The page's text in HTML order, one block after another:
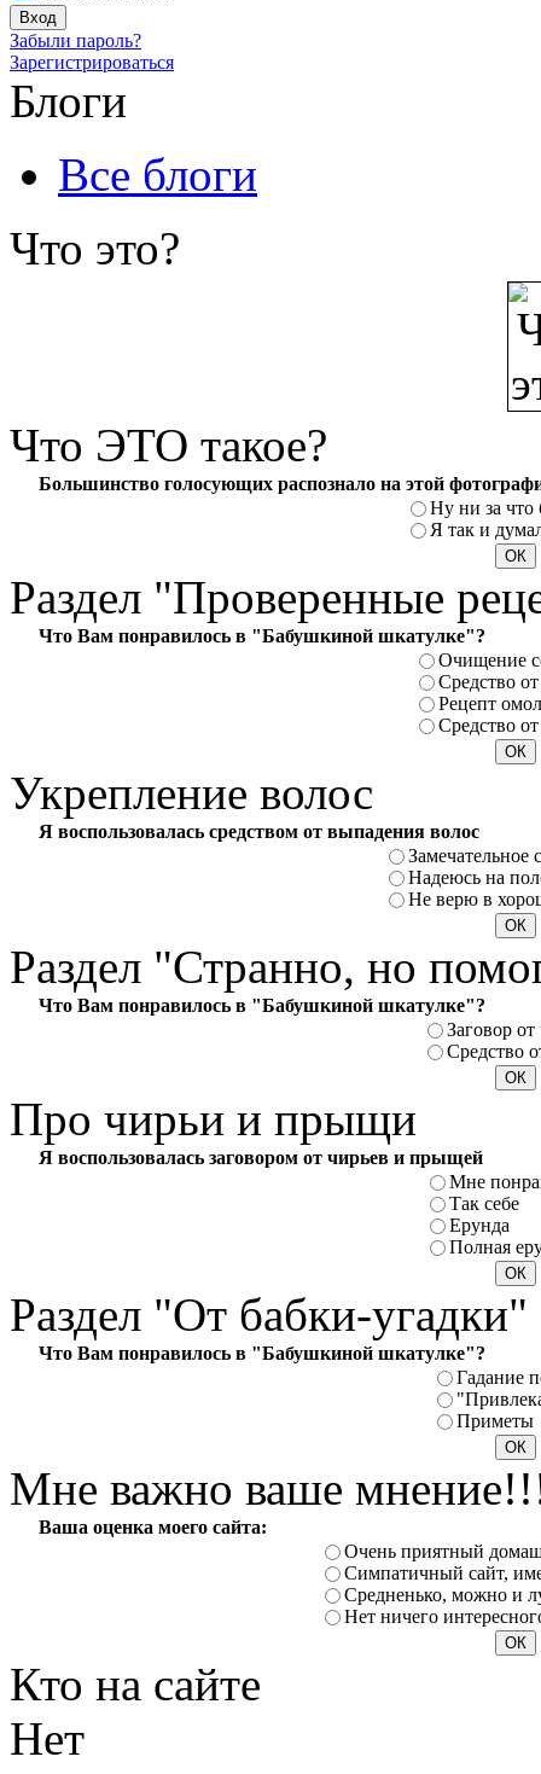
Забыли пароль?
Зарегистрироваться
Блоги
Все блоги
Что это?
Что ЭТО такое?
Большинство голосующих распознало на этой
Ну ни за что
Я так и
Раздел "Проверенные
Что Вам понравилось в "Бабушкиной шкатулке"?
Очищение
Средство
Рецепт
Средство
Укрепление волос
Я воспользовалась средством от выпадения волос
Замечательное
Надеюсь на
Не верю в
Раздел "Странно, но
Что Вам понравилось в "Бабушкиной шкатулке"?
Заговор
Средство
Про чирьи и прыщи
Я воспользовалась заговором от чирьев и прыщей
Мне
Так себе
Ерунда
Полная
Раздел "От бабки-угадки"
Что Вам понравилось в "Бабушкиной шкатулке"?
Гадание
Приметы
Мне важно ваше
Ваша оценка моего сайта:
Очень приятный
Симпатичный сайт,
Средненько, можно и
Нет ничего
Кто на сайте
Нет